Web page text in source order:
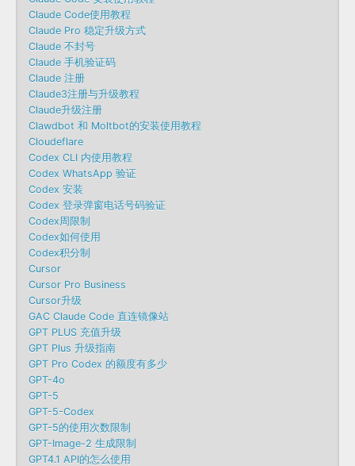
Claude Code使用教程
Claude Pro 稳定升级方式
Claude 不封号
Claude 手机验证码
Claude 注册
Claude3注册与升级教程
Claude升级注册
Clawdbot 和 Moltbot的安装使用教程
Cloudeflare
Codex CLI 内使用教程
Codex WhatsApp 验证
Codex 安装
Codex 登录弹窗电话号码验证
Codex周限制
Codex如何使用
Codex积分制
Cursor
Cursor Pro Business
Cursor升级
GAC Claude Code 直连镜像站
GPT PLUS 充值升级
GPT Plus 升级指南
GPT Pro Codex 的额度有多少
GPT-4o
GPT-5
GPT-5-Codex
GPT-5的使用次数限制
GPT-Image-2 生成限制
GPT4.1 API的怎么使用